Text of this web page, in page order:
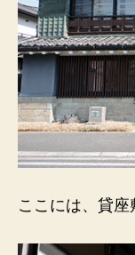
ここには、貸